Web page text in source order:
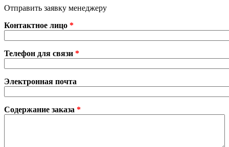
Отправить заявку менеджеру
Контактное лицо *
Телефон для связи *
Электронная почта
Содержание заказа *